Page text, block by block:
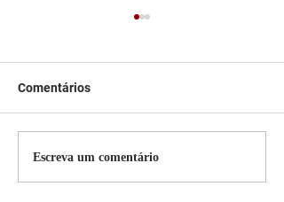
Persiana Rolo Tela Solar:
O Segredo para uma
Comentários
Escreva um comentário